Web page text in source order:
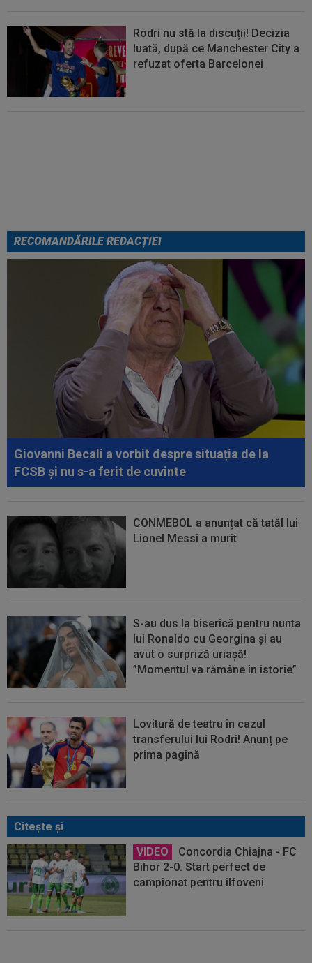
Rodri nu stă la discuții! Decizia
luată, după ce Manchester City a
refuzat oferta Barcelonei
RECOMANDĂRILE REDACȚIEI
Giovanni Becali a vorbit despre situația de la
FCSB și nu s-a ferit de cuvinte
CONMEBOL a anunțat că tatăl lui
Lionel Messi a murit
S-au dus la biserică pentru nunta
lui Ronaldo cu Georgina și au
avut o surpriză uriașă!
”Momentul va rămâne în istorie”
Lovitură de teatru în cazul
transferului lui Rodri! Anunț pe
prima pagină
Citeşte şi
VIDEO
Concordia Chiajna - FC
Bihor 2-0. Start perfect de
campionat pentru ilfoveni